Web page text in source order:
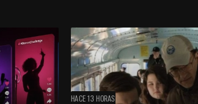
HACE 13 HORAS